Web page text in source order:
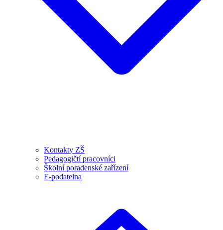
Kontakty ZŠ
Pedagogičtí pracovníci
Školní poradenské zařízení
E-podatelna